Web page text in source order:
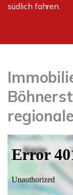
südlich fahren.